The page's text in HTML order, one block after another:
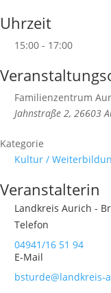
Uhrzeit
15:00 - 17:00
Familienzentrum
Jahnstraße 2, 26603
Kategorie
Kultur /
Veranstalterin
Landkreis Aurich -
Telefon
04941/16 51 94
E-Mail
bsturde@landkreis-